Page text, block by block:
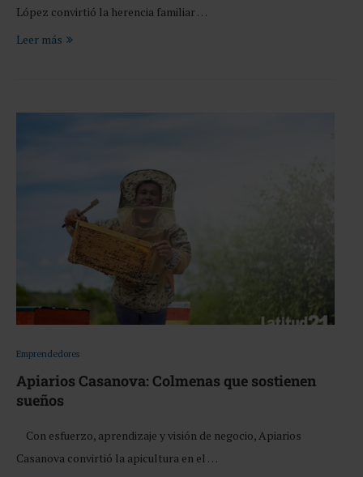
López convirtió la herencia familiar …
Leer más
Emprendedores
Apiarios Casanova: Colmenas que sostienen
sueños
Con esfuerzo, aprendizaje y visión de negocio, Apiarios
Casanova convirtió la apicultura en el …